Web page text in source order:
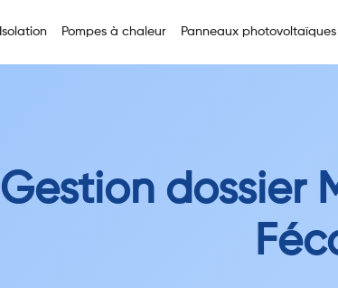
Isolation Pompes à chaleur Panneaux photovoltaïques
Gestion dossier